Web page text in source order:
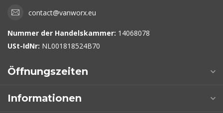
contact@vanworx.eu
Nummer der Handelskammer: 14068078
USt-IdNr: NL001818524B70
Öffnungszeiten
Informationen